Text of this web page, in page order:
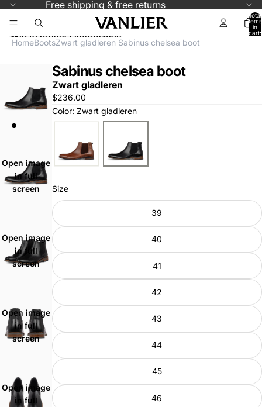
Free shipping & free returns
Total
items
in
cart:
HomeBootsZwart gladleren Sabinus chelsea boot
Skip to product information
Open image
in full
screen
Open image
in full
screen
Open image
in full
screen
Open image
in full
Sabinus chelsea boot
Zwart gladleren
$236.00
Color: Zwart gladleren
Size
39
40
41
42
43
44
45
46